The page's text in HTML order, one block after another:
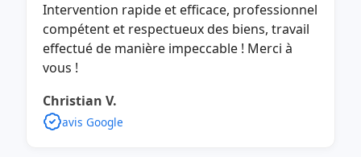
Intervention rapide et efficace, professionnel
compétent et respectueux des biens, travail
effectué de manière impeccable ! Merci à
vous !
Christian V.
avis Google